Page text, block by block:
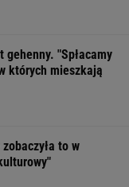
gehenny. "Spłacamy
których mieszkają
to w